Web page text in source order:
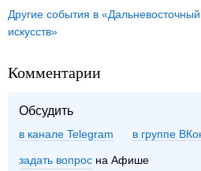
Другие события в
искусств»
Комментарии
Обсудить
в канале Telegram группе
задать вопрос на Афише